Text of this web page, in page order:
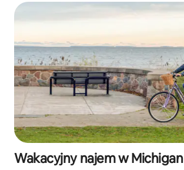
Wakacyjny najem w Michigan